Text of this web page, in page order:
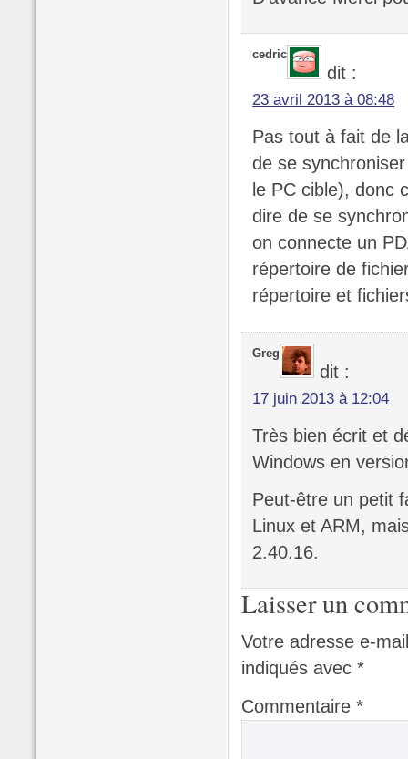
cedric
dit :
23 avril 2013 à 08:48
Pas tout à fait de
de se
le PC cible), donc
dire de se
on connecte un
répertoire de
répertoire et
Greg
dit :
17 juin 2013 à 12:04
Très bien écrit et
Windows en
Peut-être un petit
Linux et ARM,
2.40.16.
Laisser un
Votre adresse e-
indiqués avec *
Commentaire *